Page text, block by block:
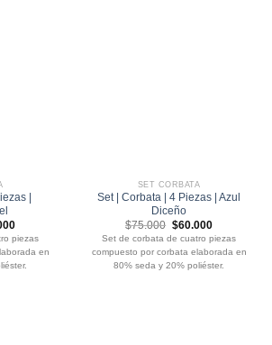
|
El
precio
actual
es:
$60.000.
piezas
en
SET CORBATA
Set | Corbata | 4 Piezas | Azul
Diceño
$75.000 El
precio
original
era:
$75.000.
$60.000El
precio
actual
es:
$60.000.
Set de corbata de cuatro piezas
compuesto por corbata elaborada en
80% seda y 20% poliéster.